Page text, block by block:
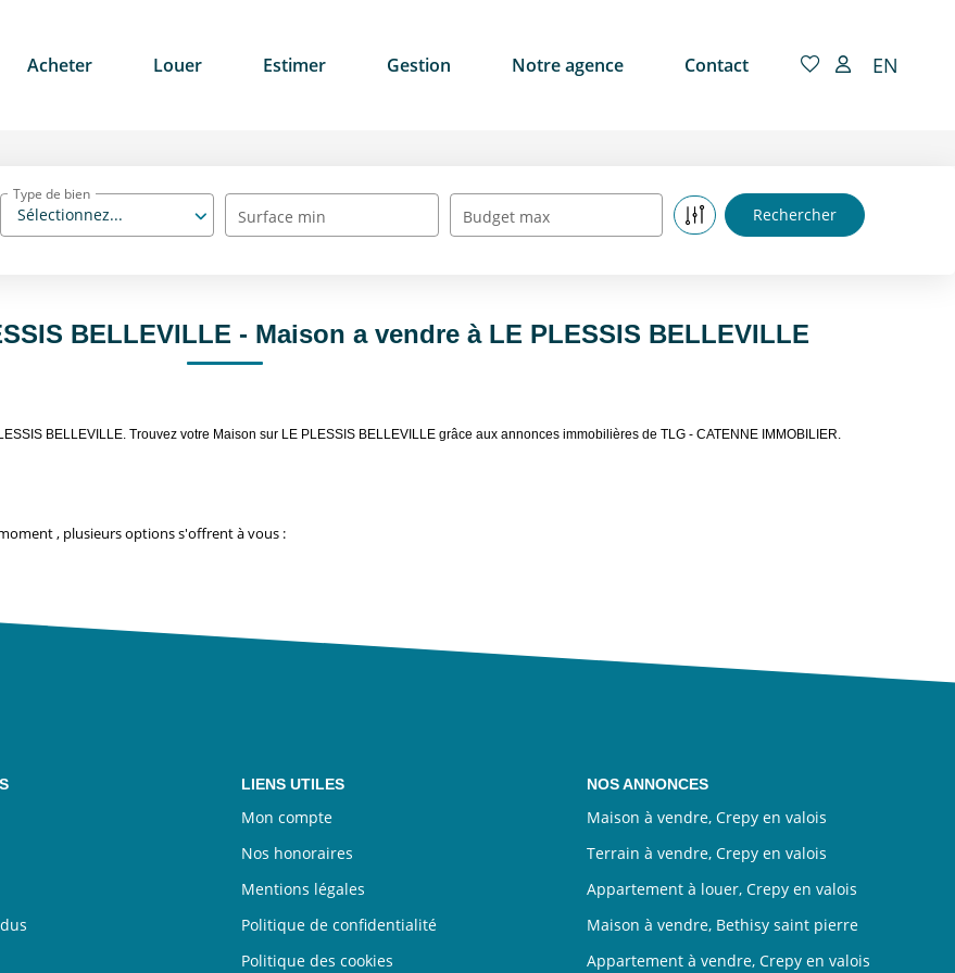
Acheter Louer Estimer Gestion Notre agence Contact EN
Sélectionnez...
Type de bien
Surface min Budget max
BELLEVILLE - Maison a vendre à LE PLESSIS BELLEVILLE
BELLEVILLE. Trouvez votre Maison sur LE PLESSIS BELLEVILLE grâce aux annonces immobilières de TLG - CATENNE IMMOBILIER.
, plusieurs options s'offrent à vous :
LIENS UTILES
Mon compte
Nos honoraires
Mentions légales
Politique de confidentialité
Politique des cookies
NOS ANNONCES
Maison à vendre, Crepy en valois
Terrain à vendre, Crepy en valois
Appartement à louer, Crepy en valois
Maison à vendre, Bethisy saint pierre
Appartement à vendre, Crepy en valois